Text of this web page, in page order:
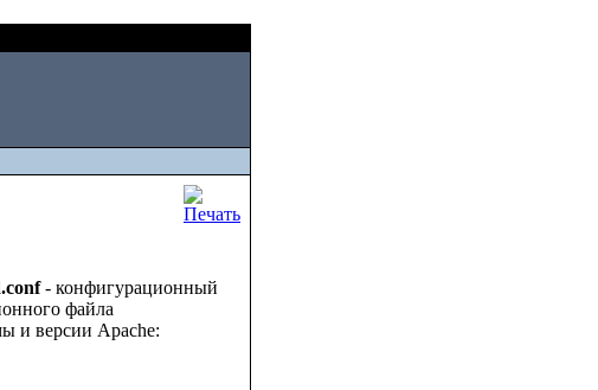
- конфигурационный
файла
и версии Apache: